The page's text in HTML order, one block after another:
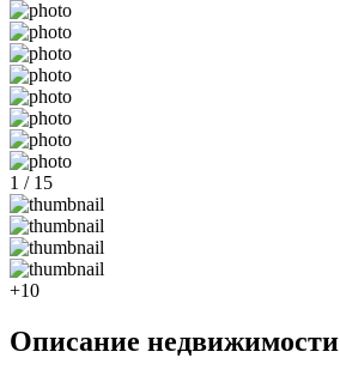
1 / 15
+10
Описание недвижимости